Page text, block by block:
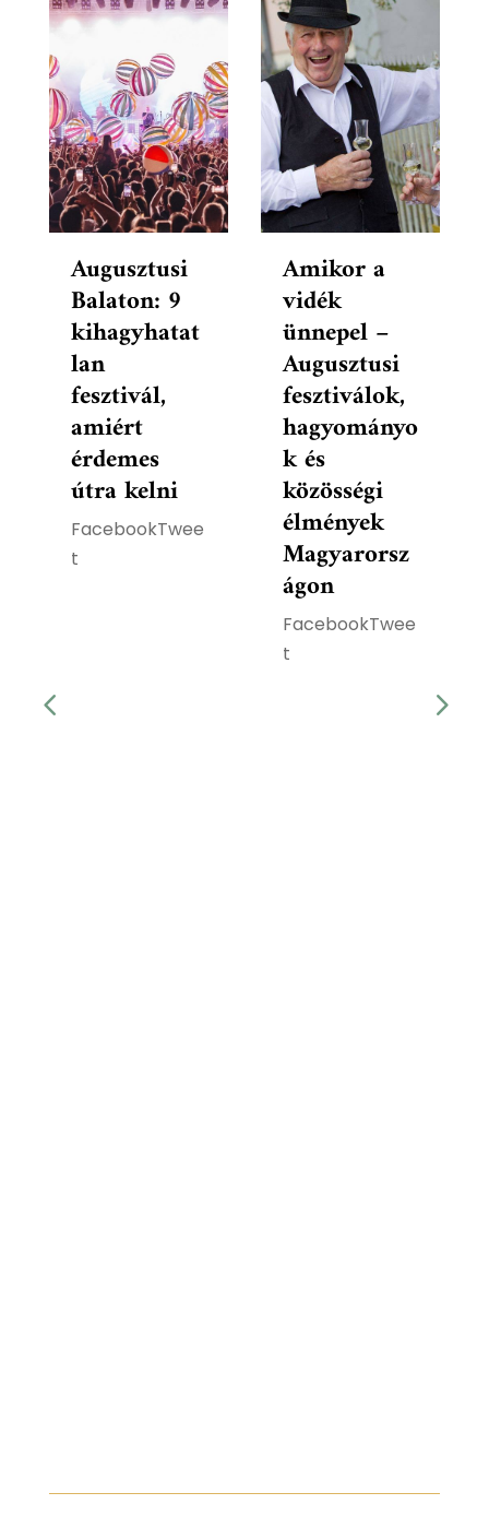
Augusztusi
Balaton: 9
kihagyhatat
lan
fesztivál,
amiért
érdemes
útra kelni
FacebookTwee
t
Amikor a
vidék
ünnepel –
Augusztusi
fesztiválok,
hagyományo
k és
közösségi
élmények
Magyarorsz
ágon
FacebookTwee
t